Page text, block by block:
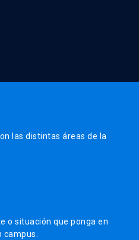
las distintas áreas de la
o situación que ponga en
campus.